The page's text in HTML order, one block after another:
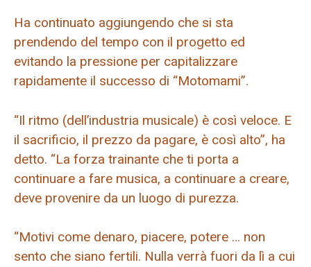
Ha continuato aggiungendo che si sta
prendendo del tempo con il progetto ed
evitando la pressione per capitalizzare
rapidamente il successo di “Motomami”.
“Il ritmo (dell’industria musicale) è così veloce. E
il sacrificio, il prezzo da pagare, è così alto”, ha
detto. “La forza trainante che ti porta a
continuare a fare musica, a continuare a creare,
deve provenire da un luogo di purezza.
“Motivi come denaro, piacere, potere … non
sento che siano fertili. Nulla verrà fuori da lì a cui